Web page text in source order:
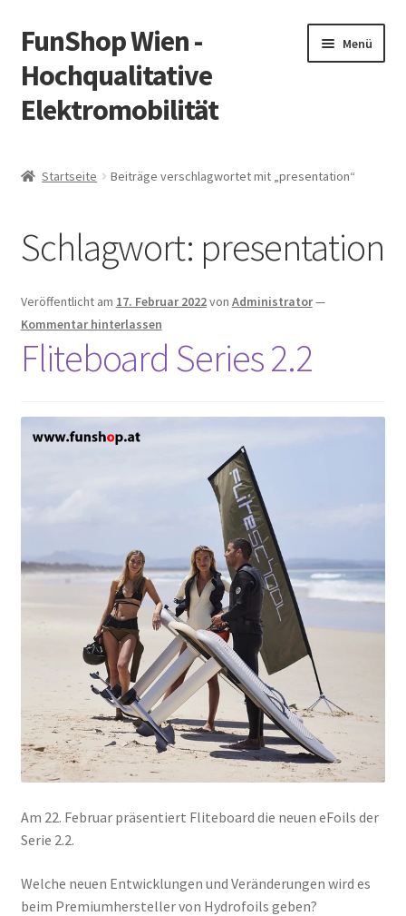
Zur
Navigation
springen
Zum
Inhalt
springen
FunShop Wien -
Hochqualitative
Elektromobilität
Menü
Vorsicht Internetbetrug
öffnen
Über FunShop
Impressum
Startseite Beiträge verschlagwortet mit „presentation“
Schlagwort: presentation
Veröffentlicht am 17. Februar 2022von Administrator—
Kommentar hinterlassen
Fliteboard Series 2.2
Am 22. Februar präsentiert Fliteboard die neuen eFoils der
Serie 2.2.
Welche neuen Entwicklungen und Veränderungen wird es
beim Premiumhersteller von Hydrofoils geben?